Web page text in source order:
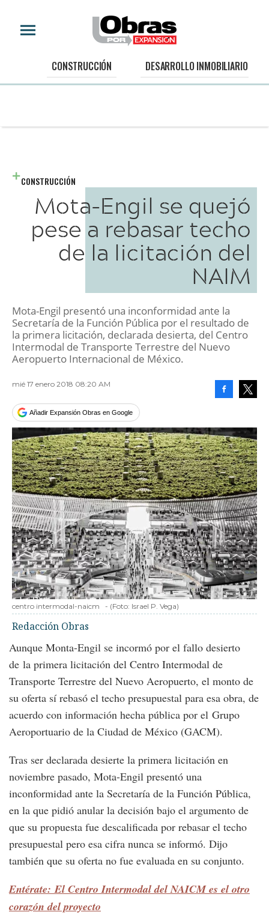
CONSTRUCCIÓN DESARROLLO INMOBILIARIO
CONSTRUCCIÓN
Mota-Engil se quejó
pese a rebasar techo
de la licitación del
NAIM
Mota-Engil presentó una inconformidad ante la
Secretaría de la Función Pública por el resultado de
la primera licitación, declarada desierta, del Centro
Intermodal de Transporte Terrestre del Nuevo
Aeropuerto Internacional de México.
mié 17 enero 2018 08:20 AM
Añadir Expansión Obras en Google
centro intermodal-naicm - (Foto: Israel P. Vega)
Redacción Obras
Aunque Monta-Engil se incormó por el fallo desierto
de la primera licitación del Centro Intermodal de
Transporte Terrestre del Nuevo Aeropuerto, el monto de
su oferta sí rebasó el techo presupuestal para esa obra, de
acuerdo con información hecha pública por el Grupo
Aeroportuario de la Ciudad de México (GACM).
Tras ser declarada desierte la primera licitación en
noviembre pasado, Mota-Engil presentó una
inconformidad ante la Secretaría de la Función Pública,
en la que pidió anular la decisión bajo el argumento de
que su propuesta fue descalificada por rebasar el techo
presupuestal pero esa cifra nunca se informó. Dijo
también que su oferta no fue evaluada en su conjunto.
Entérate: El Centro Intermodal del NAICM es el otro
corazón del proyecto